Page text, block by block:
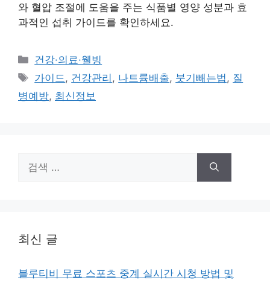
와 혈압 조절에 도움을 주는 식품별 영양 성분과 효
과적인 섭취 가이드를 확인하세요.
카
테
고
리
건강·의료·웰빙
태
그
가이드 , 건강관리 , 나트륨배출, 붓기빼는법 , 질
병예방, 최신정보
색:
최신 글
블루티비 무료 스포츠 중계 실시간 시청 방법 및